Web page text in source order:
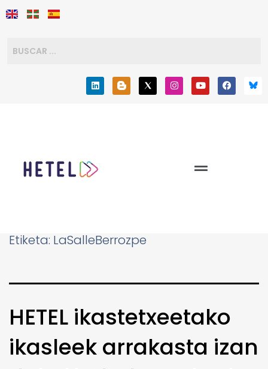
Etiketa: LaSalleBerrozpe
HETEL ikastetxeetako
ikasleek arrakasta izan